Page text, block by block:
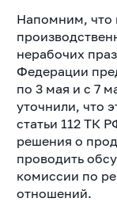
Напомним, что
нерабочих
Федерации
по 3 мая и с 7
уточнили, что
статьи 112 ТК
решения о
проводить
комиссии по
отношений.